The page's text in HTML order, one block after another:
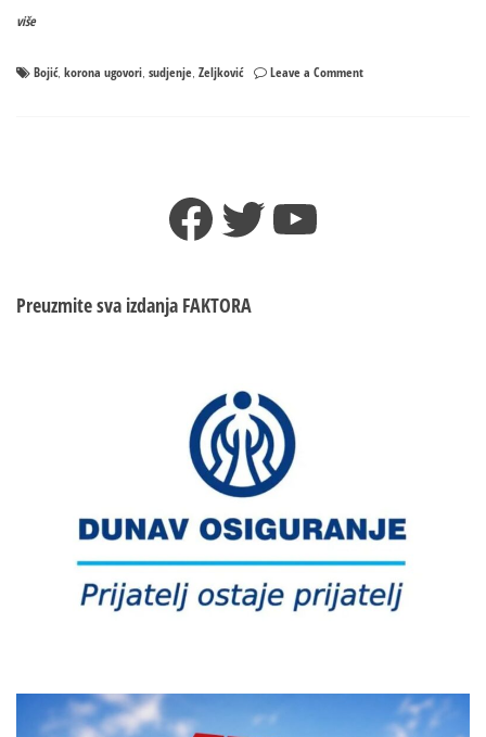
više
Bojić, korona ugovori, sudjenje, Zeljković Leave a Commenton
Facebook
TwitterYouTube
Preuzmite sva izdanja FAKTORA